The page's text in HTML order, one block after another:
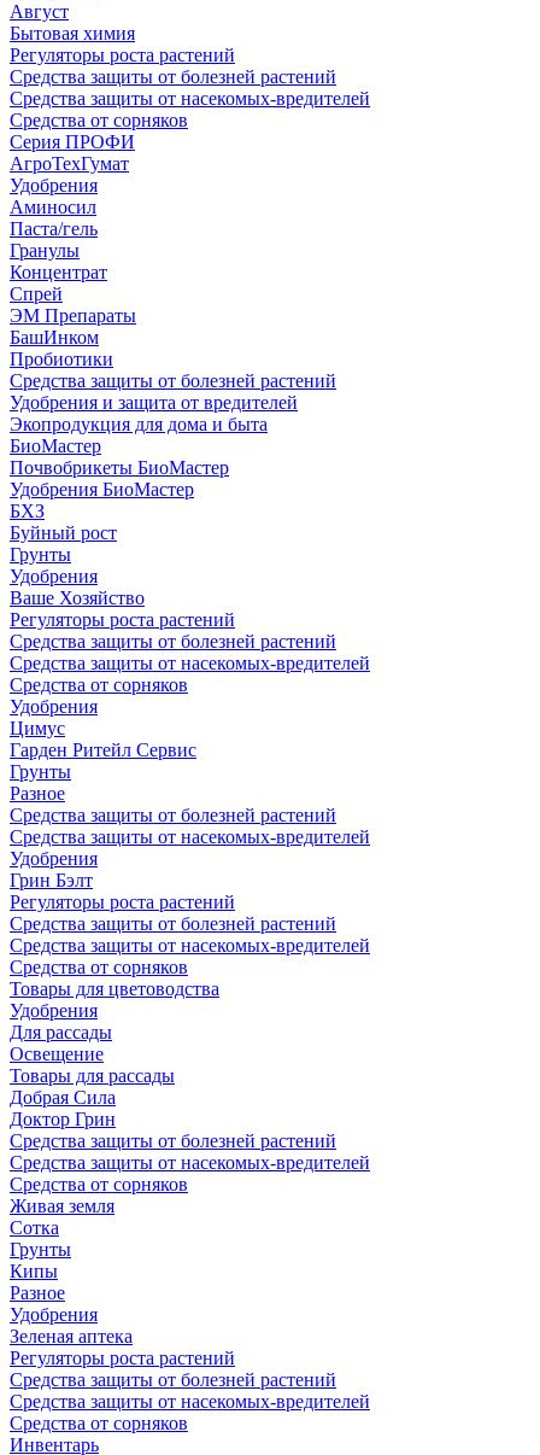
Август
Бытовая химия
Регуляторы роста растений
Средства защиты от болезней растений
Средства защиты от насекомых-вредителей
Средства от сорняков
Серия ПРОФИ
АгроТехГумат
Удобрения
Аминосил
Паста/гель
Гранулы
Концентрат
Спрей
ЭМ Препараты
БашИнком
Пробиотики
Средства защиты от болезней растений
Удобрения и защита от вредителей
Экопродукция для дома и быта
БиоМастер
Почвобрикеты БиоМастер
Удобрения БиоМастер
БХЗ
Буйный рост
Грунты
Удобрения
Ваше Хозяйство
Регуляторы роста растений
Средства защиты от болезней растений
Средства защиты от насекомых-вредителей
Средства от сорняков
Удобрения
Цимус
Гарден Ритейл Сервис
Грунты
Разное
Средства защиты от болезней растений
Средства защиты от насекомых-вредителей
Удобрения
Грин Бэлт
Регуляторы роста растений
Средства защиты от болезней растений
Средства защиты от насекомых-вредителей
Средства от сорняков
Товары для цветоводства
Удобрения
Для рассады
Освещение
Товары для рассады
Добрая Сила
Доктор Грин
Средства защиты от болезней растений
Средства защиты от насекомых-вредителей
Средства от сорняков
Живая земля
Сотка
Грунты
Кипы
Разное
Удобрения
Зеленая аптека
Регуляторы роста растений
Средства защиты от болезней растений
Средства защиты от насекомых-вредителей
Средства от сорняков
Инвентарь